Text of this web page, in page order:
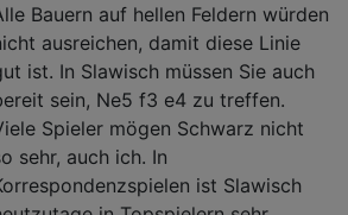
Bauern auf hellen Feldern würden
ausreichen, damit diese Linie
ist. In Slawisch müssen Sie auch
sein, Ne5 f3 e4 zu treffen.
Spieler mögen Schwarz nicht
sehr, auch ich. In
ist Slawisch